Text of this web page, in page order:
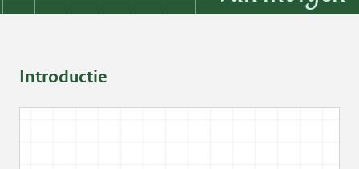
Introductie